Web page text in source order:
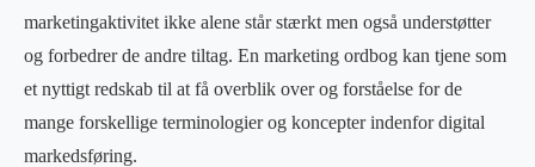
marketingaktivitet ikke alene står stærkt men også understøtter
og forbedrer de andre tiltag. En marketing ordbog kan tjene som
et nyttigt redskab til at få overblik over og forståelse for de
mange forskellige terminologier og koncepter indenfor digital
markedsføring.